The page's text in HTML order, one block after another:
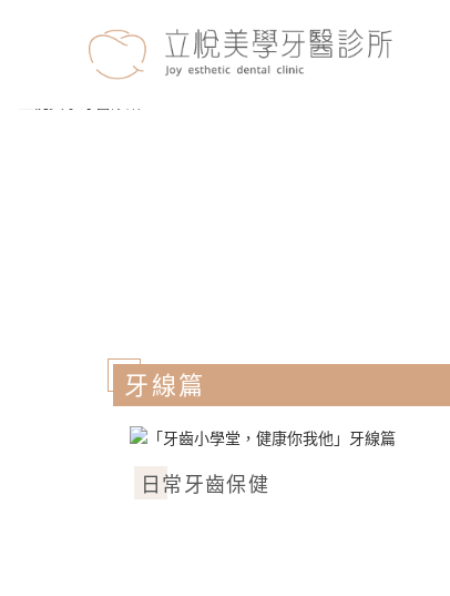
牙線篇
日常牙齒保健